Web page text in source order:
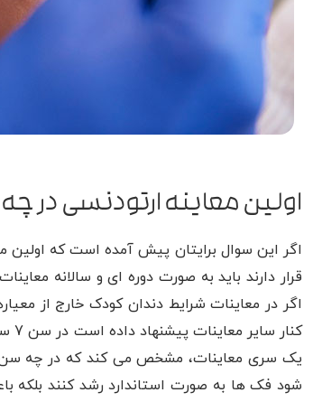
اولین معاینه ارتودنسی در
اگر این سوال برایتان پیش آمده است که اولین
قرار دارند باید به صورت دوره ای و سالانه
اگر در معاینات شرایط دندان کودک خارج از
یک سری معاینات، مشخص می کند که در چه سن و
شود فک ها به صورت استاندارد رشد کنند بلکه